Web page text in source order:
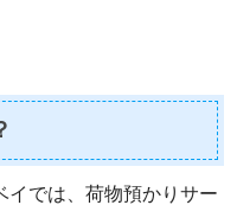
イでは、荷物預かりサー